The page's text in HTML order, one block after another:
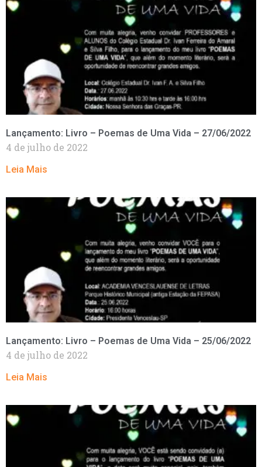
Lançamento: Livro – Poemas de Uma Vida – 27/06/2022
4 de julho de 2022
Leia Mais
Lançamento: Livro – Poemas de Uma Vida – 25/06/2022
4 de julho de 2022
Leia Mais